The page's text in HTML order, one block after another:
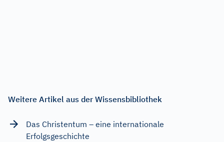
Weitere Artikel aus der Wissensbibliothek
Das Christentum – eine internationale
Erfolgsgeschichte